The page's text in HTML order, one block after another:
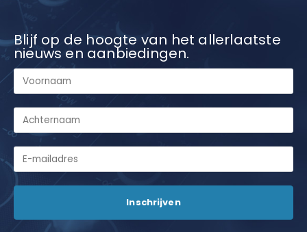
Blijf op de hoogte van het allerlaatste
nieuws en aanbiedingen.